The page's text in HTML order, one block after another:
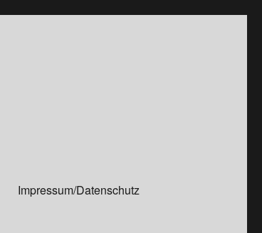
Impressum/Datenschutz